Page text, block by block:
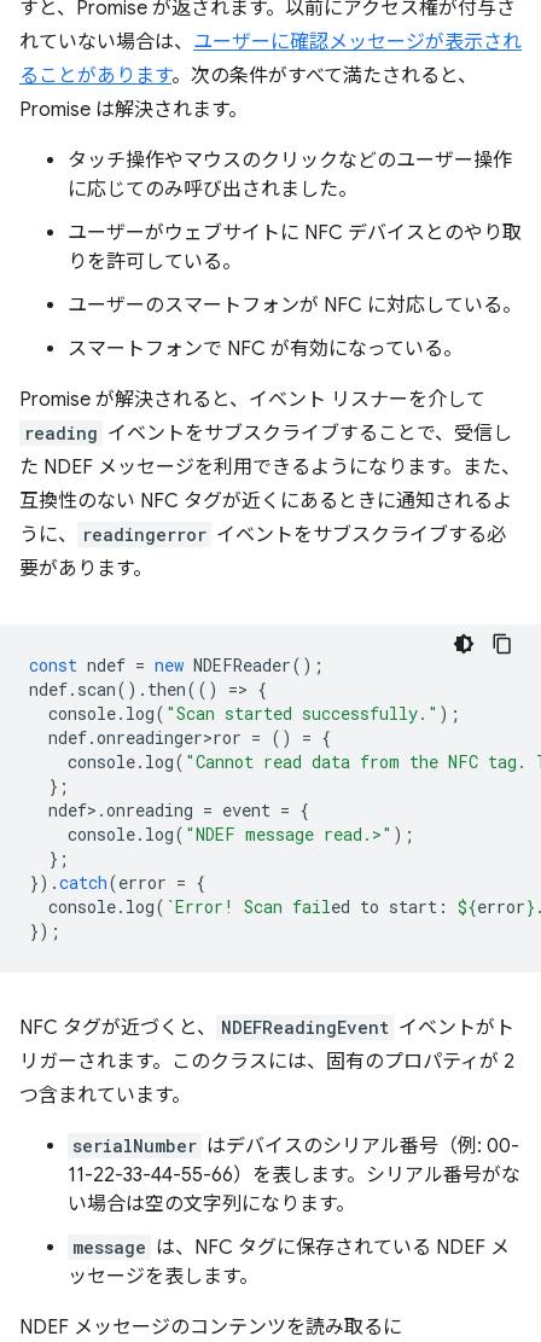
すと、Promise が返されます。以前にアクセス権が付与さ
れていない場合は、 ユーザーに確認メッセージが表示され
ることがあります。次の条件がすべて満たされると、
Promise は解決されます。
タッチ操作やマウスのクリックなどのユーザー操作
に応じてのみ呼び出されました。
ユーザーがウェブサイトに NFC デバイスとのやり取
りを許可している。
ユーザーのスマートフォンが NFC に対応している。
スマートフォンで NFC が有効になっている。
Promise が解決されると、イベント リスナーを介して
reading イベントをサブスクライブすることで、受信し
た NDEF メッセージを利用できるようになります。また、
互換性のない NFC タグが近くにあるときに通知されるよ
うに、
readingerror イベントをサブスクライブする必
要があります。
const ndef = new NDEFReader();
ndef. scan(). then(() => {
console. log( "Scan started successfully." );
ndef.onreadinger>ror = () = {
console. log( "Cannot read data from the NFC tag.
};
ndef> .onreading = event = {
console. log( "NDEF message read.>" );
};
}).catch(error = {
console. log( `Error! Scan failed to start: ${error}
});
NFC タグが近づくと、 NDEFReadingEvent イベントがト
リガーされます。このクラスには、固有のプロパティが 2
つ含まれています。
serialNumber はデバイスのシリアル番号（例: 00-
11-22-33-44-55-66）を表します。シリアル番号がな
い場合は空の文字列になります。
message は、NFC タグに保存されている NDEF メ
ッセージを表します。
NDEF メッセージのコンテンツを読み取るに